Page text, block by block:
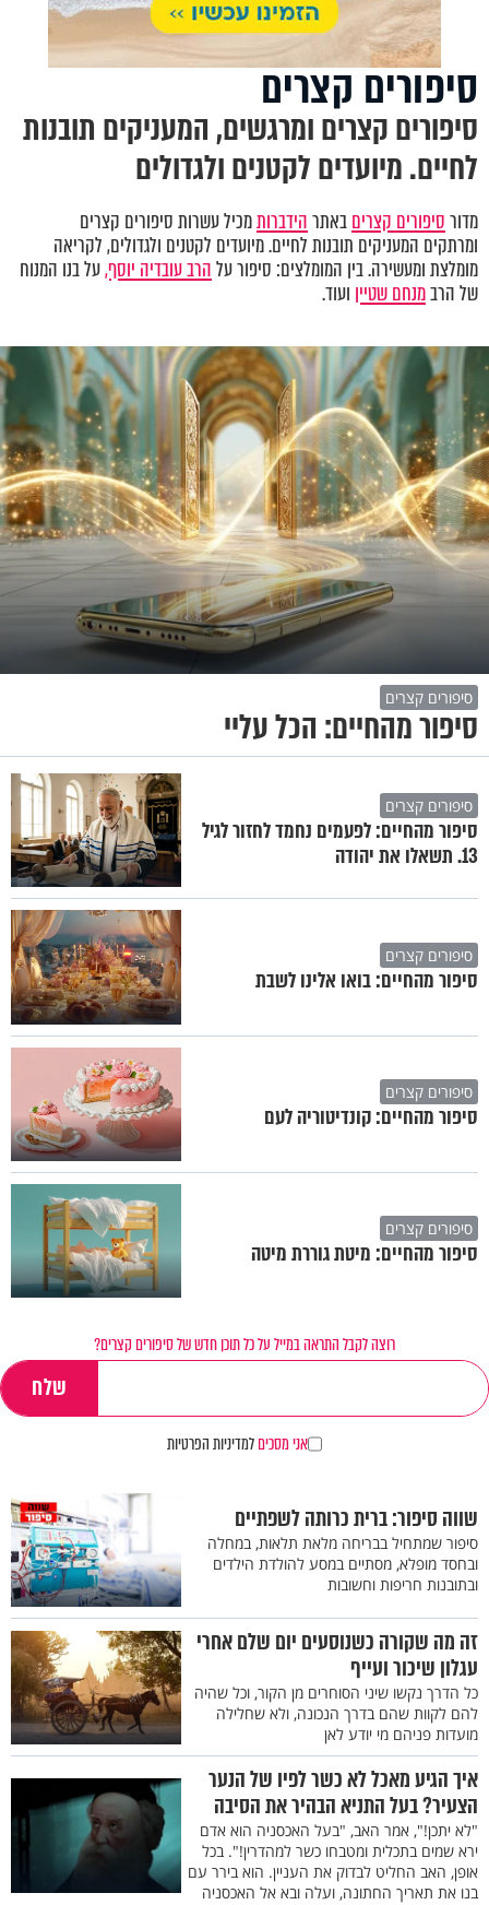
סיפורים קצרים
סיפורים קצרים ומרגשים, המעניקים תובנות
לחיים. מיועדים לקטנים ולגדולים
מדורסיפורים קצריםבאתרהידברותמכיל עשרות סיפורים קצרים
ומרתקים המעניקים תובנות לחיים. מיועדים לקטנים ולגדולים, לקריאה
מומלצת ומעשירה. בין המומלצים: סיפור עלהרב עובדיה יוסף,על בנו המנוח
של הרבמנחם שטיין ועוד.
סיפורים קצרים
סיפור מהחיים: הכל עליי
סיפורים קצרים
סיפור מהחיים: לפעמים נחמד לחזור לגיל
13. תשאלו את יהודה
סיפורים קצרים
סיפור מהחיים: בואו אלינו לשבת
סיפורים קצרים
סיפור מהחיים: קונדיטוריה לעם
סיפורים קצרים
סיפור מהחיים: מיטת גוררת מיטה
רוצה לקבל התראה במייל על כל תוכן חדש של סיפורים קצרים?
אני מסכיםלמדיניות הפרטיות
שווה סיפור: ברית כרותה לשפתיים
סיפור שמתחיל בבריחה מלאת תלאות, במחלה
ובחסד מופלא, מסתיים במסע להולדת הילדים
ובתובנות חריפות וחשובות
זה מה שקורה כשנוסעים יום שלם אחרי
עגלון שיכור ועייף
כל הדרך נקשו שיני הסוחרים מן הקור, וכל שהיה
להם לקוות שהם בדרך הנכונה, ולא שחלילה
מועדות פניהם מי יודע לאן
איך הגיע מאכל לא כשר לפיו של הנער
הצעיר? בעל התניא הבהיר את הסיבה
"לא יתכן!", אמר האב, "בעל האכסניה הוא אדם
ירא שמים בתכלית ומטבחו כשר למהדרין!". בכל
אופן, האב החליט לבדוק את העניין. הוא בירר עם
בנו את תאריך החתונה, ועלה ובא אל האכסניה